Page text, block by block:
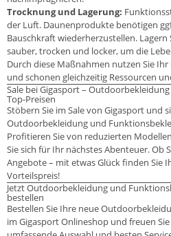
Trocknung und Lagerung:
der Luft. Daunenprodukte benötigen
Bauschkraft wiederherzustellen.
sauber, trocken und locker, um die
Durch diese Maßnahmen nutzen Sie
und schonen gleichzeitig Ressourcen
Sale bei Gigasport –
Top-Preisen
Stöbern Sie im Sale von Gigasport und
Outdoorbekleidung und
Profitieren Sie von reduzierten
Sie sich für Ihr nächstes Abenteuer. Ob
Angebote – mit etwas Glück finden Sie
Vorteilspreis!
Jetzt Outdoorbekleidung und
bestellen
Bestellen Sie Ihre neue
im Gigasport Onlineshop und freuen